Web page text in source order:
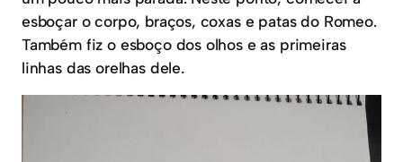
esboçar o corpo, braços, coxas e patas do Romeo.
Também fiz o esboço dos olhos e as primeiras
linhas das orelhas dele.